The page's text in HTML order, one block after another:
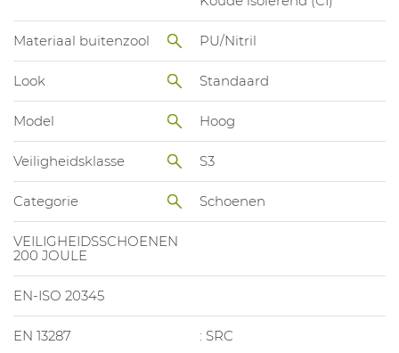
Materiaal buitenzool PU/Nitril
Look Standaard
Model Hoog
Veiligheidsklasse S3
Categorie Schoenen
VEILIGHEIDSSCHOENEN
200 JOULE
EN-ISO 20345
EN 13287 : SRC